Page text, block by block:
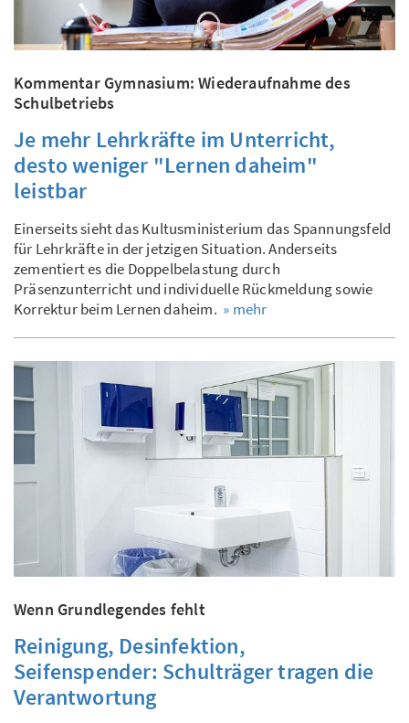
Kommentar Gymnasium: Wiederaufnahme des
Schulbetriebs
Je mehr Lehrkräfte im Unterricht,
desto weniger "Lernen daheim"
leistbar
Einerseits sieht das Kultusministerium das Spannungsfeld
für Lehrkräfte in der jetzigen Situation. Anderseits
zementiert es die Doppelbelastung durch
Präsenzunterricht und individuelle Rückmeldung sowie
Korrektur beim Lernen daheim. » mehr
Wenn Grundlegendes fehlt
Reinigung, Desinfektion,
Seifenspender: Schulträger tragen die
Verantwortung